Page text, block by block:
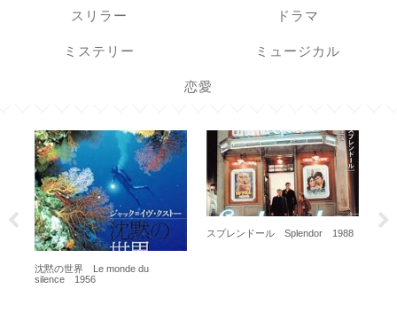
スリラー ドラマ
ミステリー ミュージカル
恋愛
沈黙の世界 Le monde du
silence 1956
スプレンドール Splendor 1988